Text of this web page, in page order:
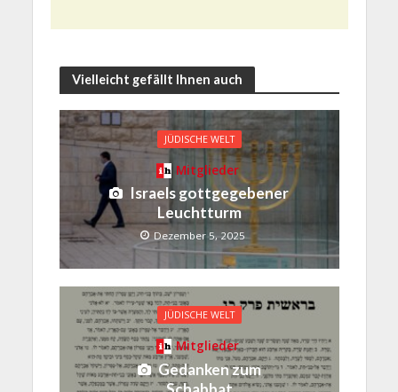
Vielleicht gefällt Ihnen auch
JÜDISCHE WELT
Mitglieder
Israels gottgegebener
Leuchtturm
Dezember 5, 2025
JÜDISCHE WELT
Mitglieder
Gedanken zum